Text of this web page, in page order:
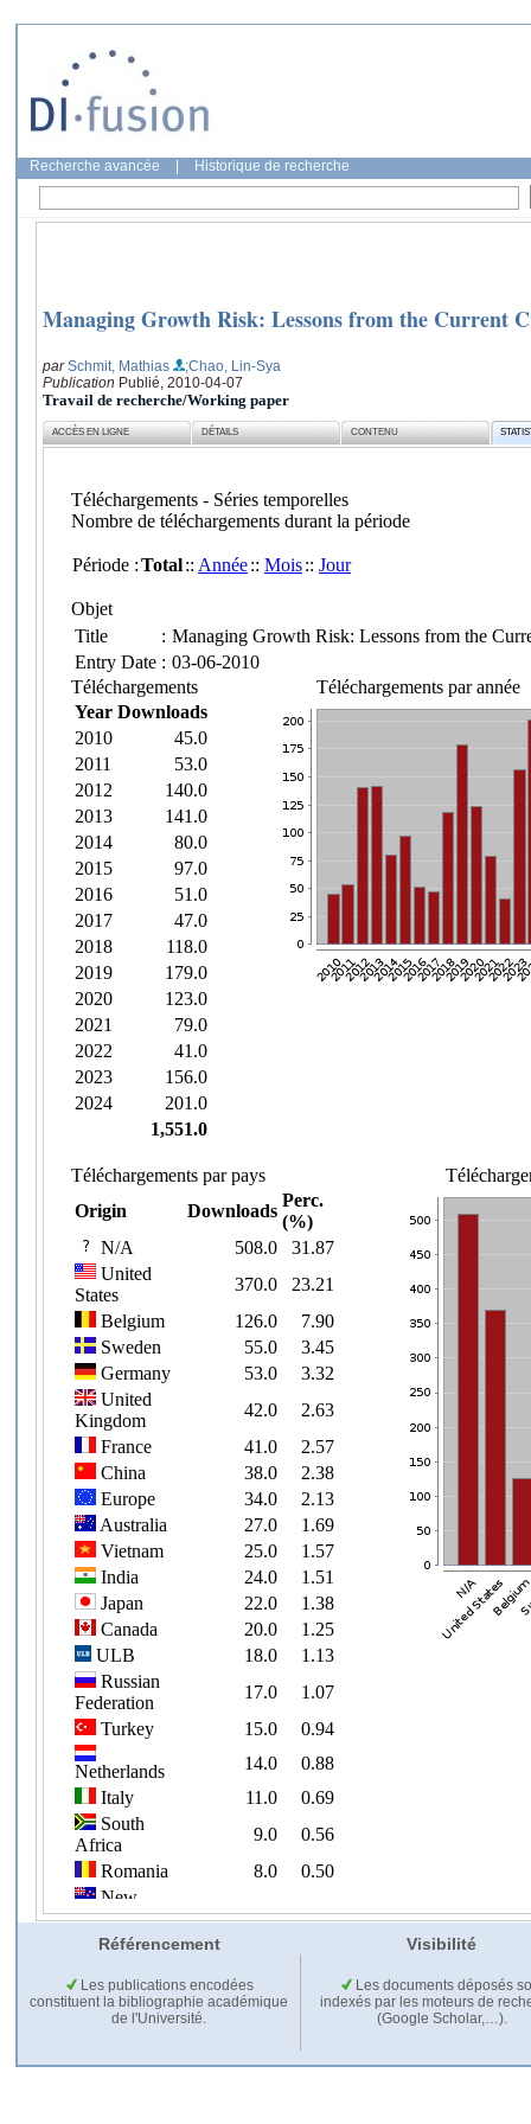
Recherche avancée Historique de recherche
Managing Growth Risk: Lessons from the Current
parSchmit, Mathias
;Chao, Lin-Sya
Publication Publié, 2010-04-07
Travail de recherche/Working paper
ACCÈS EN LIGNE DÉTAILS CONTENU
Référencement Visibilité
Les publications encodées
constituent la bibliographie académique
de l'Université.
Les documents déposés
indexés par les moteurs de
(Google Scholar,…).